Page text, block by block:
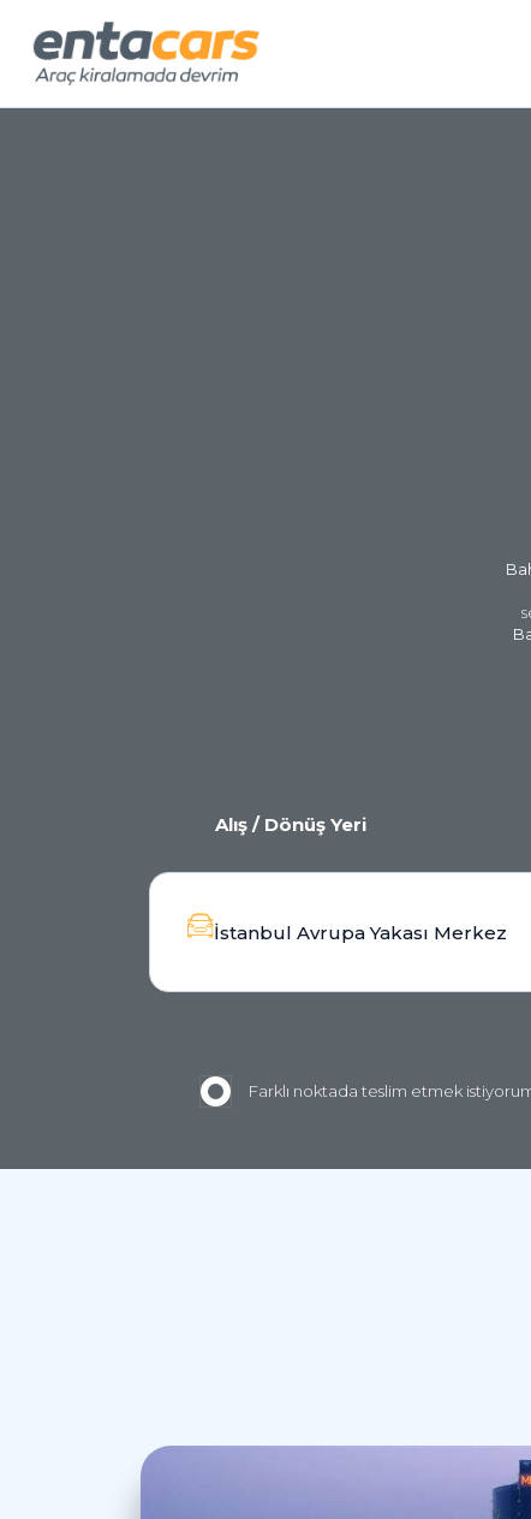
Alış / Dönüş Yeri
İstanbul Avrupa Yakası Merkez
Farklı noktada teslim etmek